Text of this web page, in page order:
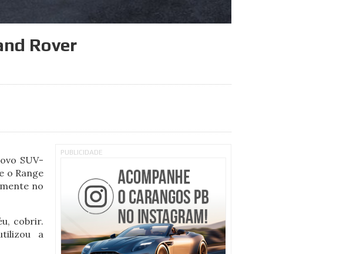
Rover
SUV-
o Range
no
cobrir.
a
PUBLICIDADE